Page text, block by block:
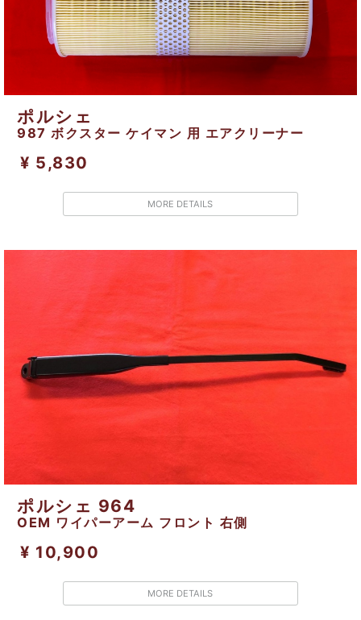
ポルシェ
987 ボクスター ケイマン 用 エアクリーナー
¥ 5,830
MORE DETAILS
ポルシェ 964
OEM ワイパーアーム フロント 右側
¥ 10,900
MORE DETAILS